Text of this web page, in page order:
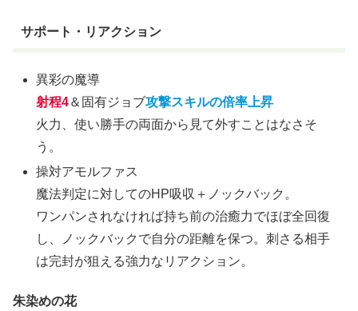
サポート・リアクション
異彩の魔導
射程4＆固有ジョブ攻撃スキルの倍率上昇
火力、使い勝手の両面から見て外すことはなさそ
う。
操対アモルファス
魔法判定に対してのHP吸収＋ノックバック。
ワンパンされなければ持ち前の治癒力でほぼ全回復
し、ノックバックで自分の距離を保つ。刺さる相手
は完封が狙える強力なリアクション。
朱染めの花